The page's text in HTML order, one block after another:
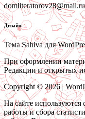
domliteratorov28@mail.ru
Дизайн
Тема Sahiva для
При оформлении
Редакции и открытых
Copyright © 2026 |
На сайте
работы и сбора